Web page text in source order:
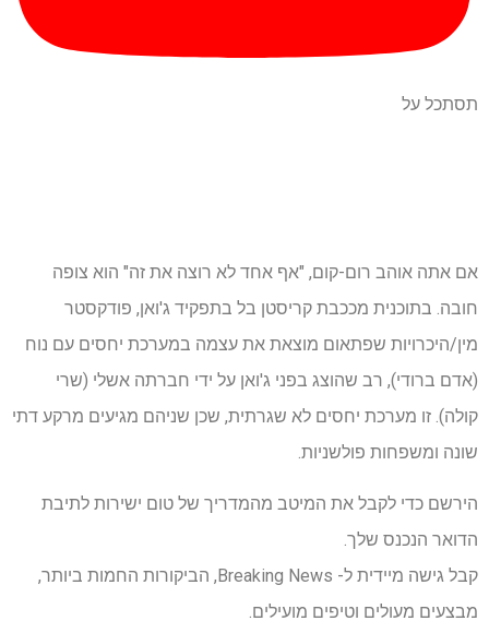
תסתכל על
אם אתה אוהב רום-קום, "אף אחד לא רוצה את זה" הוא צופה
חובה. בתוכנית מככבת קריסטן בל בתפקיד ג'ואן, פודקסטר
מין/היכרויות שפתאום מוצאת את עצמה במערכת יחסים עם נוח
(אדם ברודי), רב שהוצג בפני ג'ואן על ידי חברתה אשלי (שרי
קולה). זו מערכת יחסים לא שגרתית, שכן שניהם מגיעים מרקע דתי
שונה ומשפחות פולשניות.
הירשם כדי לקבל את המיטב מהמדריך של טום ישירות לתיבת
הדואר הנכנס שלך.
קבל גישה מיידית ל- Breaking News, הביקורות החמות ביותר,
מבצעים מעולים וטיפים מועילים.